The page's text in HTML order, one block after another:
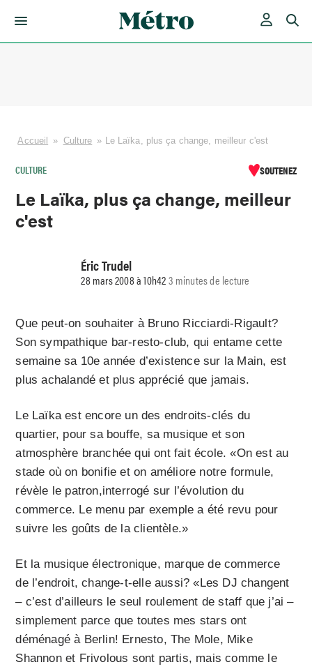
Accueil » Culture » Le Laïka, plus ça change, meilleur c'est
CULTURE SOUTENEZ
Le Laïka, plus ça change, meilleur
c'est
Éric Trudel
28 mars 2008 à 10h423 minutes de lecture
Que peut-on souhaiter à Bruno Ricciardi-Rigault?
Son sympathique bar-resto-club, qui entame cette
semaine sa 10e année d’existence sur la Main, est
plus achalandé et plus apprécié que jamais.
Le Laïka est encore un des endroits-clés du
quartier, pour sa bouffe, sa musique et son
atmosphère branchée qui ont fait école. «On est au
stade où on bonifie et on améliore notre formule,
révèle le patron,interrogé sur l’évolution du
commerce. Le menu par exemple a été revu pour
suivre les goûts de la clientèle.»
Et la musique électronique, marque de commerce
de l’endroit, change-t-elle aussi? «Les DJ changent
– c’est d’ailleurs le seul roulement de staff que j’ai –
simplement parce que toutes mes stars ont
déménagé à Berlin! Ernesto, The Mole, Mike
Shannon et Frivolous sont partis, mais comme le